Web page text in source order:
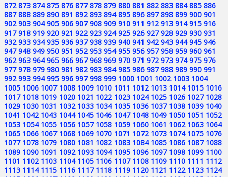
872 873 874 875 876 877 878 879 880 881 882 883 884 885 886
887 888 889 890 891 892 893 894 895 896 897 898 899 900 901
902 903 904 905 906 907 908 909 910 911 912 913 914 915 916
917 918 919 920 921 922 923 924 925 926 927 928 929 930 931
932 933 934 935 936 937 938 939 940 941 942 943 944 945 946
947 948 949 950 951 952 953 954 955 956 957 958 959 960 961
962 963 964 965 966 967 968 969 970 971 972 973 974 975 976
977 978 979 980 981 982 983 984 985 986 987 988 989 990 991
992 993 994 995 996 997 998 999 1000 1001 1002 1003 1004
1005 1006 1007 1008 1009 1010 1011 1012 1013 1014 1015 1016
1017 1018 1019 1020 1021 1022 1023 1024 1025 1026 1027 1028
1029 1030 1031 1032 1033 1034 1035 1036 1037 1038 1039 1040
1041 1042 1043 1044 1045 1046 1047 1048 1049 1050 1051 1052
1053 1054 1055 1056 1057 1058 1059 1060 1061 1062 1063 1064
1065 1066 1067 1068 1069 1070 1071 1072 1073 1074 1075 1076
1077 1078 1079 1080 1081 1082 1083 1084 1085 1086 1087 1088
1089 1090 1091 1092 1093 1094 1095 1096 1097 1098 1099 1100
1101 1102 1103 1104 1105 1106 1107 1108 1109 1110 1111 1112
1113 1114 1115 1116 1117 1118 1119 1120 1121 1122 1123 1124